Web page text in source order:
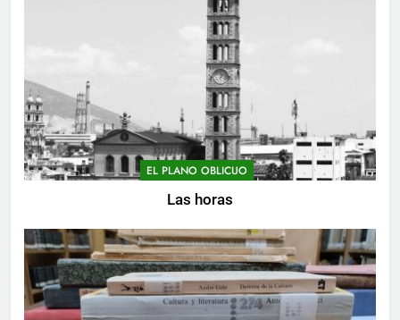
EL PLANO OBLICUO
Las horas